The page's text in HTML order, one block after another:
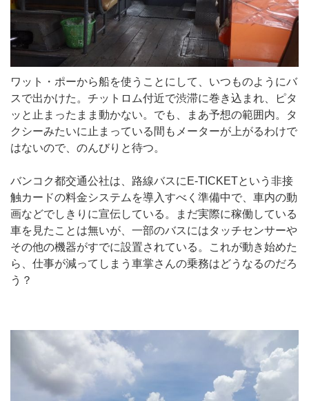
ワット・ポーから船を使うことにして、いつものようにバ
スで出かけた。チットロム付近で渋滞に巻き込まれ、ピタ
ッと止まったまま動かない。でも、まあ予想の範囲内。タ
クシーみたいに止まっている間もメーターが上がるわけで
はないので、のんびりと待つ。
バンコク都交通公社は、路線バスにE-TICKETという非接
触カードの料金システムを導入すべく準備中で、車内の動
画などでしきりに宣伝している。まだ実際に稼働している
車を見たことは無いが、一部のバスにはタッチセンサーや
その他の機器がすでに設置されている。これが動き始めた
ら、仕事が減ってしまう車掌さんの乗務はどうなるのだろ
う？